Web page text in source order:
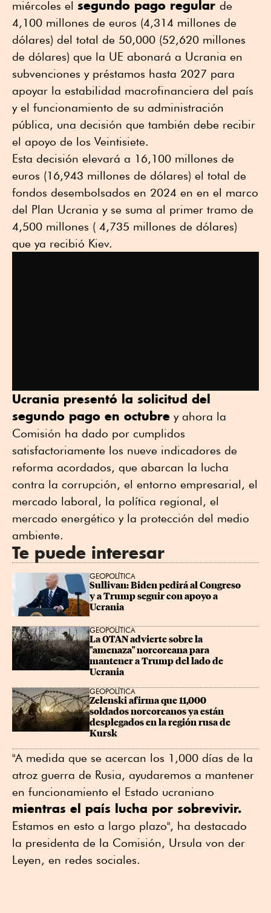
miércoles el segundo pago regular de
4,100 millones de euros (4,314 millones de
dólares) del total de 50,000 (52,620 millones
de dólares) que la UE abonará a Ucrania en
subvenciones y préstamos hasta 2027 para
apoyar la estabilidad macrofinanciera del país
y el funcionamiento de su administración
pública, una decisión que también debe recibir
el apoyo de los Veintisiete.
Esta decisión elevará a 16,100 millones de
euros (16,943 millones de dólares) el total de
fondos desembolsados en 2024 en en el marco
del Plan Ucrania y se suma al primer tramo de
4,500 millones ( 4,735 millones de dólares)
que ya recibió Kiev.
Ucrania presentó la solicitud del
segundo pago en octubre y ahora la
Comisión ha dado por cumplidos
satisfactoriamente los nueve indicadores de
reforma acordados, que abarcan la lucha
contra la corrupción, el entorno empresarial, el
mercado laboral, la política regional, el
mercado energético y la protección del medio
ambiente.
Te puede interesar
GEOPOLÍTICA
Sullivan: Biden pedirá al Congreso
y a Trump seguir con apoyo a
Ucrania
GEOPOLÍTICA
La OTAN advierte sobre la
"amenaza" norcoreana para
mantener a Trump del lado de
Ucrania
GEOPOLÍTICA
Zelenski afirma que 11,000
soldados norcoreanos ya están
desplegados en la región rusa de
Kursk
"A medida que se acercan los 1,000 días de la
atroz guerra de Rusia, ayudaremos a mantener
en funcionamiento el Estado ucraniano
mientras el país lucha por sobrevivir.
Estamos en esto a largo plazo", ha destacado
la presidenta de la Comisión, Ursula von der
Leyen, en redes sociales.